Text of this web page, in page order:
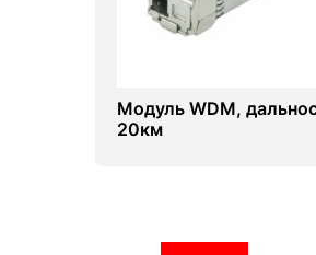
Модуль WDM,
20км